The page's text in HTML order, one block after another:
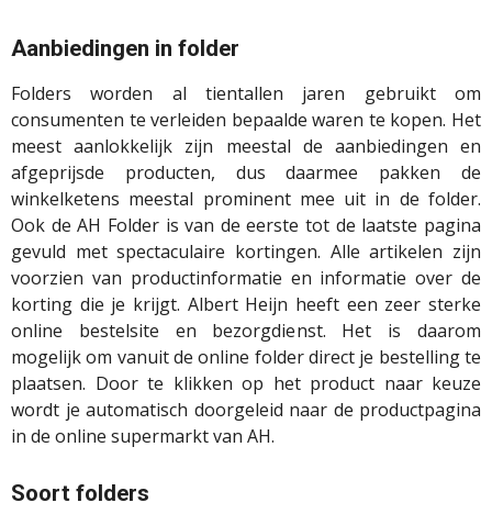
Aanbiedingen in folder
Folders worden al tientallen jaren gebruikt om
consumenten te verleiden bepaalde waren te kopen. Het
meest aanlokkelijk zijn meestal de aanbiedingen en
afgeprijsde producten, dus daarmee pakken de
winkelketens meestal prominent mee uit in de folder.
Ook de AH Folder is van de eerste tot de laatste pagina
gevuld met spectaculaire kortingen. Alle artikelen zijn
voorzien van productinformatie en informatie over de
korting die je krijgt. Albert Heijn heeft een zeer sterke
online bestelsite en bezorgdienst. Het is daarom
mogelijk om vanuit de online folder direct je bestelling te
plaatsen. Door te klikken op het product naar keuze
wordt je automatisch doorgeleid naar de productpagina
in de online supermarkt van AH.
Soort folders